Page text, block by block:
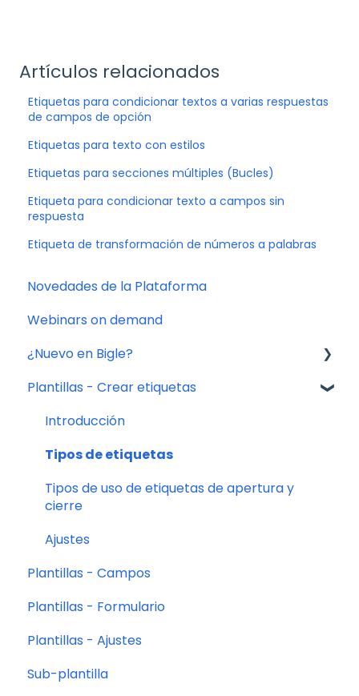
Artículos relacionados
Etiquetas para condicionar textos a varias respuestas
de campos de opción
Etiquetas para texto con estilos
Etiquetas para secciones múltiples (Bucles)
Etiqueta para condicionar texto a campos sin
respuesta
Etiqueta de transformación de números a palabras
Novedades de la Plataforma
Webinars on demand
¿Nuevo en Bigle?
0. Introducción
1. Creación de plantilla
2. Creación de campos
3. Creación de formularios
Plantillas - Crear etiquetas
Introducción
Tipos de etiquetas
Tipos de uso de etiquetas de apertura y
cierre
Ajustes
Plantillas - Campos
Plantillas - Formulario
Plantillas - Ajustes
Sub-plantilla